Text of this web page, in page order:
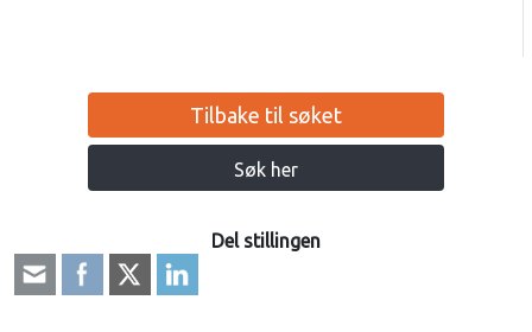
Tilbake til søket
Søk her
Del stillingen